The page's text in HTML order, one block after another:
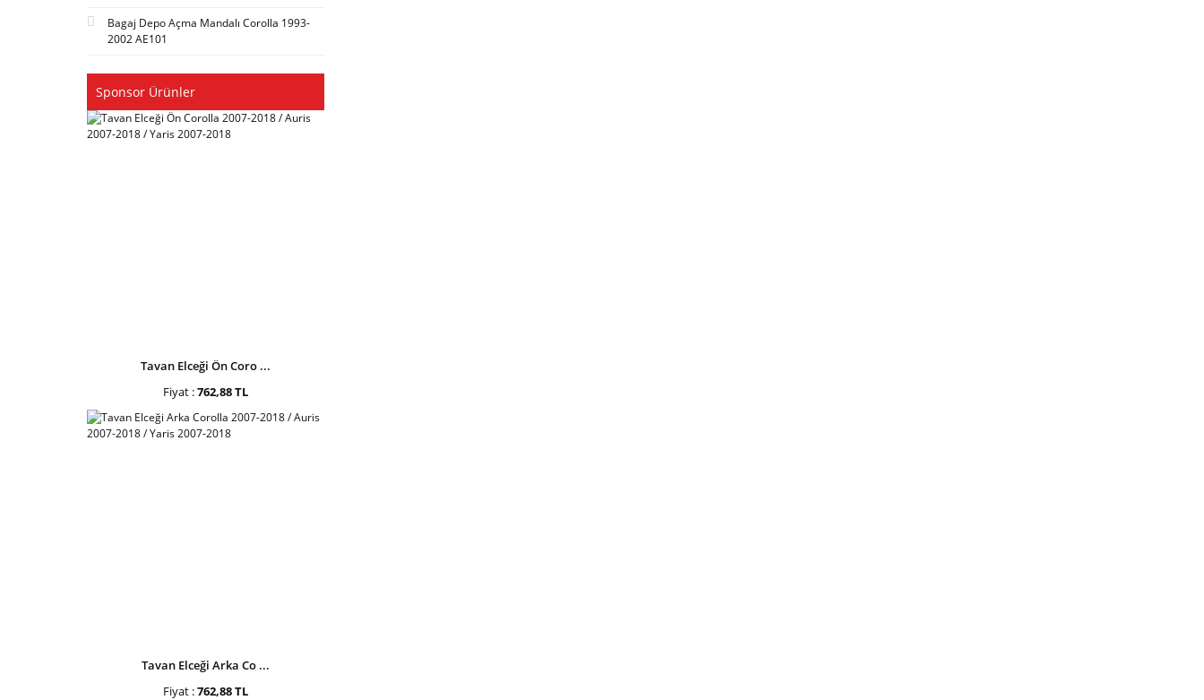
Bagaj Depo Açma Mandalı Corolla 1993-
2002 AE101
Sponsor Ürünler
Tavan Elceği Ön Coro ...
Fiyat :762,88 TL
Tavan Elceği Arka Co ...
Fiyat :762,88 TL